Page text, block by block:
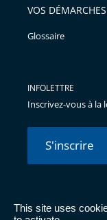
This site uses
VOS DÉMARCHES
Glossaire
INFOLETTRE
Inscrivez-vous à la
S'inscrire
© Conseil d'État